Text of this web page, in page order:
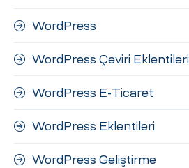
WordPress
WordPress Çeviri Eklentileri
WordPress E-Ticaret
WordPress Eklentileri
WordPress Geliştirme